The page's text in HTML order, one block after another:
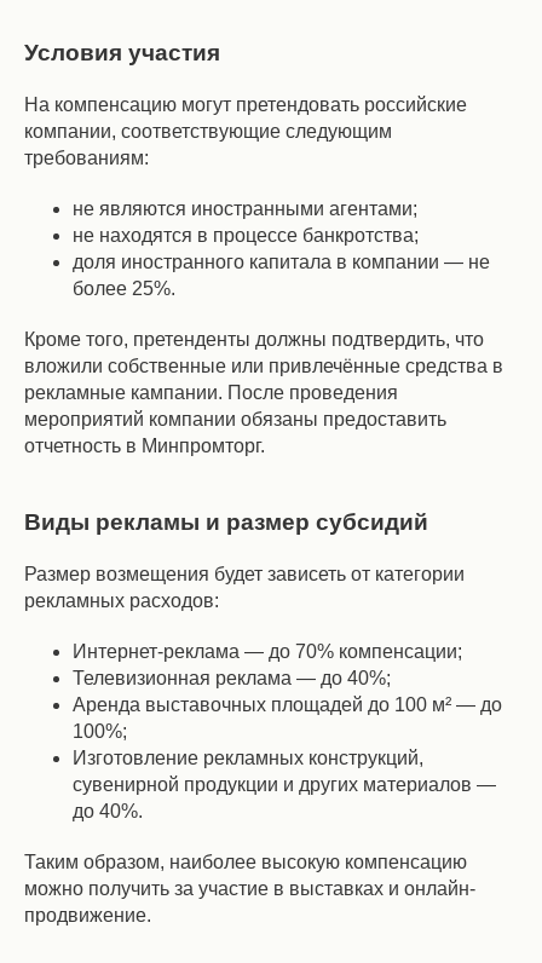
Условия участия
На компенсацию могут претендовать российские
компании, соответствующие следующим
требованиям:
не являются иностранными агентами;
не находятся в процессе банкротства;
доля иностранного капитала в компании — не
более 25%.
Кроме того, претенденты должны подтвердить, что
вложили собственные или привлечённые средства в
рекламные кампании. После проведения
мероприятий компании обязаны предоставить
отчетность в Минпромторг.
Виды рекламы и размер субсидий
Размер возмещения будет зависеть от категории
рекламных расходов:
Интернет-реклама — до 70% компенсации;
Телевизионная реклама — до 40%;
Аренда выставочных площадей до 100 м² — до
100%;
Изготовление рекламных конструкций,
сувенирной продукции и других материалов —
до 40%.
Таким образом, наиболее высокую компенсацию
можно получить за участие в выставках и онлайн-
продвижение.